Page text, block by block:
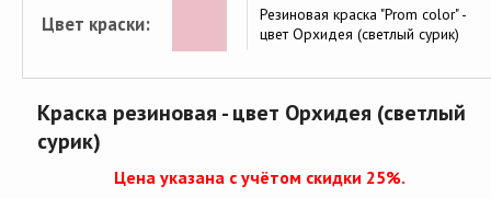
Цвет краски:
Резиновая краска "Prom color" -
цвет Орхидея (светлый сурик)
Краска резиновая - цвет Орхидея (светлый
сурик)
Цена указана с учётом скидки 25%.